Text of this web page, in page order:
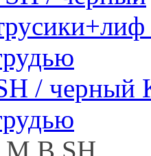
/ черный
M B SH